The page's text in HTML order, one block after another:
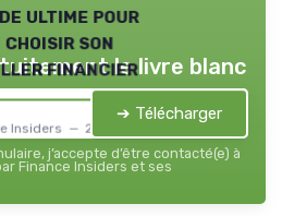
ultime pour
choisir son
financier
Insiders — 2026
le livre blanc
➔ Télécharger
j’accepte d’être contacté(e) à
Finance Insiders et ses